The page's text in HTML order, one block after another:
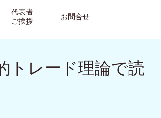
代表者
ご挨拶
お問合せ
トレード理論で読